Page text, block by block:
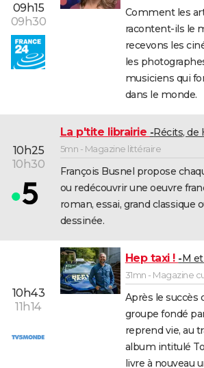
09h15
09h30
Comment les
racontent-ils le
recevons les
les
musiciens qui
dans le monde.
10h25
10h30
La p'tite librairie Récits, de
5mn - Magazine littéraire
François Busnel propose
ou redécouvrir une oeuvre
roman, essai, grand classique
dessinée.
10h43
11h14
Hep taxi ! M
31mn - Magazine
Après le succès
groupe fondé
reprend vie, au
album intitulé
livre à nouveau